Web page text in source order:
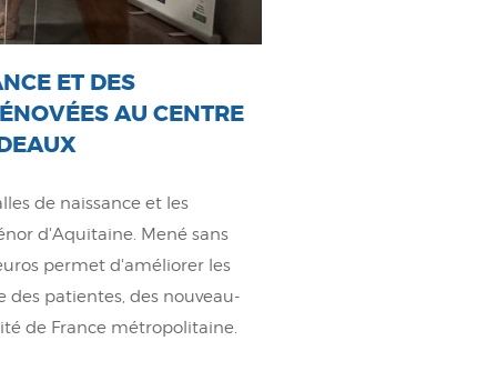
ET DES
AU CENTRE
de naissance et les
d'Aquitaine. Mené sans
permet d'améliorer les
des patientes, des nouveau-
de France métropolitaine.